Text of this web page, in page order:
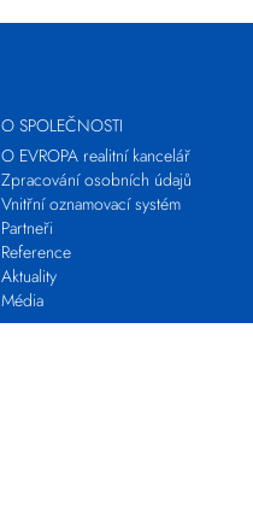
O SPOLEČNOSTI
O EVROPA realitní kancelář
Zpracování osobních údajů
Vnitřní oznamovací systém
Partneři
Reference
Aktuality
Média